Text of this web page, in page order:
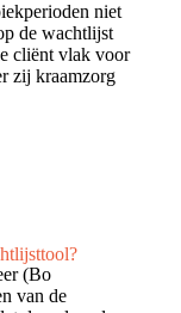
niet
de wachtlijst
cliënt vlak voor
zij kraamzorg
(Bo
van de